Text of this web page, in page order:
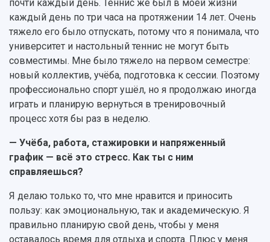
почти каждый день. Теннис же был в моей жизни
каждый день по три часа на протяжении 14 лет. Очень
тяжело его было отпускать, потому что я понимала, что
университет и настольный теннис не могут быть
совместимы. Мне было тяжело на первом семестре:
новый коллектив, учёба, подготовка к сессии. Поэтому
профессионально спорт ушёл, но я продолжаю иногда
играть и планирую вернуться в тренировочный
процесс хотя бы раз в неделю.
— Учёба, работа, стажировки и напряженный
график — всё это стресс. Как ты с ним
справляешься?
Я делаю только то, что мне нравится и приносить
пользу: как эмоциональную, так и академическую. Я
правильно планирую свой день, чтобы у меня
оставалось время для отдыха и спорта. Плюс у меня